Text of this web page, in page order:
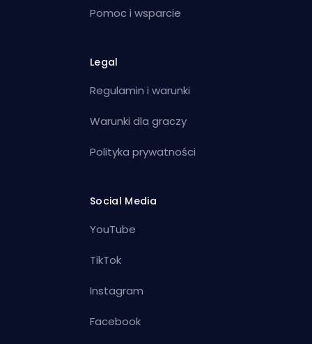
Pomoc i wsparcie
Legal
Regulamin i warunki
Warunki dla graczy
Polityka prywatności
Social Media
YouTube
TikTok
Instagram
Facebook